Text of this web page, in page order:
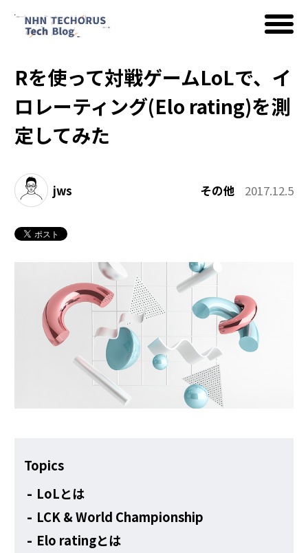
AWS
Google Cloud
イベント
コラム
その他
Rを使って対戦ゲームLoLで、イ
ロレーティング(Elo rating)を測
定してみた
jws その他 2017.12.5
Topics
LoLとは
LCK & World Championship
Elo ratingとは